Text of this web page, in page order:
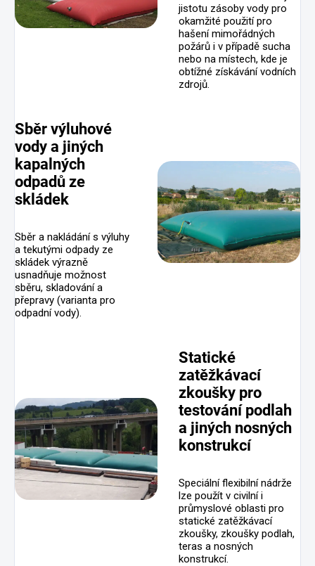
jistotu zásoby vody pro
okamžité použití pro
hašení mimořádných
požárů i v případě sucha
nebo na místech, kde je
obtížné získávání vodních
zdrojů.
Sběr výluhové
vody a jiných
kapalných
odpadů ze
skládek
Sběr a nakládání s výluhy
a tekutými odpady ze
skládek výrazně
usnadňuje možnost
sběru, skladování a
přepravy (varianta pro
odpadní vody).
Statické
zatěžkávací
zkoušky pro
testování podlah
a jiných nosných
konstrukcí
Speciální flexibilní nádrže
lze použít v civilní i
průmyslové oblasti pro
statické zatěžkávací
zkoušky, zkoušky podlah,
teras a nosných
konstrukcí.